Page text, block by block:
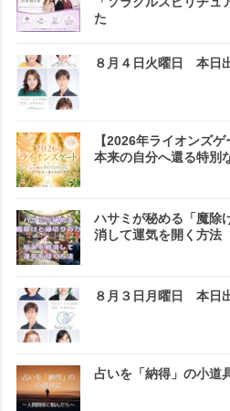
た
８月４日火曜日 本日
【2026年ライオンズ
本来の自分へ還る特別
ハサミが秘める「魔除
消して運気を開く方法
８月３日月曜日 本日
占いを「納得」の小道